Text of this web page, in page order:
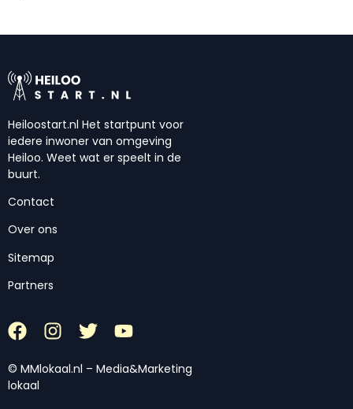
Heiloostart.nl Het startpunt voor
iedere inwoner van omgeving
Heiloo. Weet wat er speelt in de
buurt.
Contact
Over ons
Sitemap
Partners
© MMlokaal.nl – Media&Marketing
lokaal